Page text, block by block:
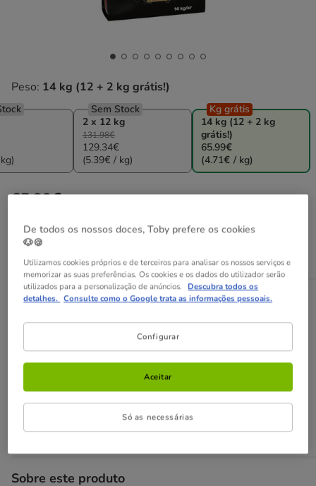
Peso: 14 kg (12 + 2 kg grátis!)
2 x 12 kg
Sem Stock
131.98€
129.34€
(5.39€ / kg)
14 kg (12 + 2 kg
grátis!)
Kg grátis
65.99€
(4.71€ / kg)
Preço 65.99€, 4.71 EUR por kg
65.99€ (4.71€ / kg)
Opções de envio Ver detalhes
Recolha em loja com Click & Collect
Poderá recolher a sua encomenda em 2h em lojas
selecionadas
Envio ao domicílio
1-3 dias úteis
Sobre este produto
De todos os nossos doces, Toby prefere os cookies
🐶🍪
Utilizamos cookies próprios e de terceiros para analisar os nossos serviços e
memorizar as suas preferências. Os cookies e os dados do utilizador serão
utilizados para a personalização de anúncios. Descubra todos os
detalhes. Consulte como o Google trata as informações pessoais.
Configurar
Só as necessárias
Aceitar